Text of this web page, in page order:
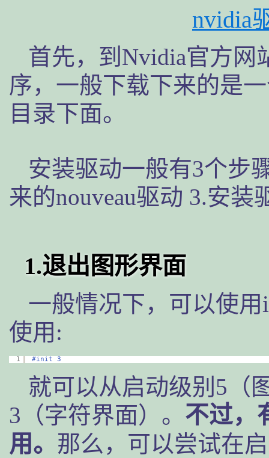
nvidia
首先，到Nvidia官方网
序，一般下载下来的是
目录下面。
安装驱动一般有3个步
来的nouveau驱动 3.安装
1.退出图形界面
一般情况下，可以使
使用:
1 #init 3
就可以从启动级别5（
3（字符界面）。 不过，
用。 那么，可以尝试在